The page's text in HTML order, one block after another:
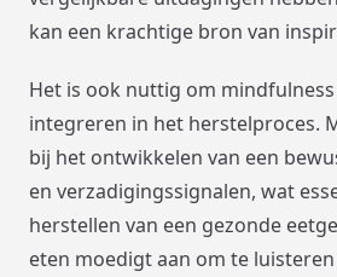
kan een krachtige bron van
Het is ook nuttig om
integreren in het herstelproces.
bij het ontwikkelen van een
en verzadigingssignalen, wat
herstellen van een gezonde
eten moedigt aan om te